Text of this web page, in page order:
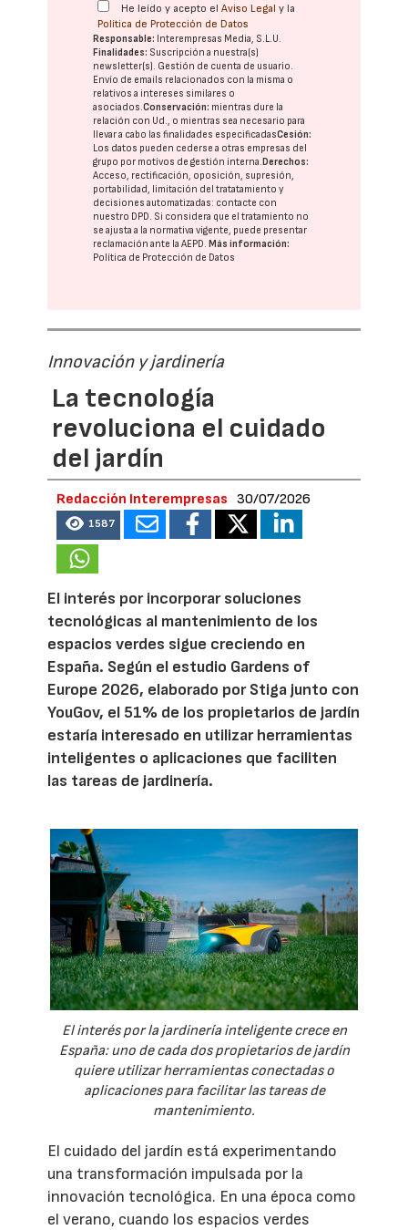
He leído y acepto elAviso Legal y la
Política de Protección de Datos
Responsable: Interempresas Media, S.L.U.
Finalidades: Suscripción a nuestra(s)
newsletter(s). Gestión de cuenta de usuario.
Envío de emails relacionados con la misma o
relativos a intereses similares o
asociados.Conservación: mientras dure la
relación con Ud., o mientras sea necesario para
llevar a cabo las finalidades especificadasCesión:
Los datos pueden cederse a otras empresas del
grupo por motivos de gestión interna.Derechos:
Acceso, rectificación, oposición, supresión,
portabilidad, limitación del tratatamiento y
decisiones automatizadas: contacte con
nuestro DPD. Si considera que el tratamiento no
se ajusta a la normativa vigente, puede presentar
reclamación ante laAEPD.Más información:
Política de Protección de Datos
Innovación y jardinería
La tecnología
revoluciona el cuidado
del jardín
Redacción Interempresas 30/07/2026
1587
El interés por incorporar soluciones
tecnológicas al mantenimiento de los
espacios verdes sigue creciendo en
España. Según el estudio Gardens of
Europe 2026, elaborado por Stiga junto con
YouGov, el 51% de los propietarios de jardín
estaría interesado en utilizar herramientas
inteligentes o aplicaciones que faciliten
las tareas de jardinería.
El interés por la jardinería inteligente crece en
España: uno de cada dos propietarios de jardín
quiere utilizar herramientas conectadas o
aplicaciones para facilitar las tareas de
mantenimiento.
El cuidado del jardín está experimentando
una transformación impulsada por la
innovación tecnológica. En una época como
el verano, cuando los espacios verdes